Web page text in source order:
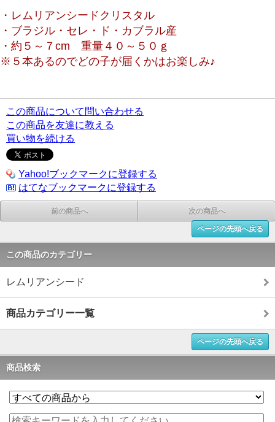
・レムリアンシードクリスタル
・ブラジル・セレ・ド・カブラル産
・約５～７cm 重量４０～５０ｇ
※５本あるのでどの子が届くかはお楽しみ♪
この商品について問い合わせる
この商品を友達に教える
買い物を続ける
Yahoo!ブックマークに登録する
はてなブックマークに登録する
前の商品へ 次の商品へ
ページの先頭へ戻る
この商品のカテゴリー
レムリアンシード
商品カテゴリー一覧
ページの先頭へ戻る
商品検索